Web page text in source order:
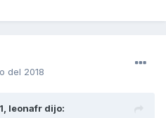
del 2018
leonafr dijo: